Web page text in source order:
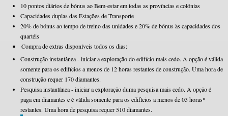
10 pontos diários de bónus ao Bem-estar em todas as províncias e colónias
Capacidades duplas das Estações de Transporte
20% de bónus ao tempo de treino das unidades e 20% de bónus às capacidades dos
quartéis
Compra de extras disponíveis todos os dias:
Construção instantânea - iniciar a exploração do edifício mais cedo. A opção é válida
somente para os edifícios a menos de 12 horas restantes de construção. Uma hora de
construção requer 170 diamantes.
Pesquisa instantânea - iniciar a exploração duma pesquisa mais cedo. A opção é
paga em diamantes e é válida somente para os edifícios a menos de 03 horas*
restantes. Uma hora de pesquisa requer 510 diamantes.